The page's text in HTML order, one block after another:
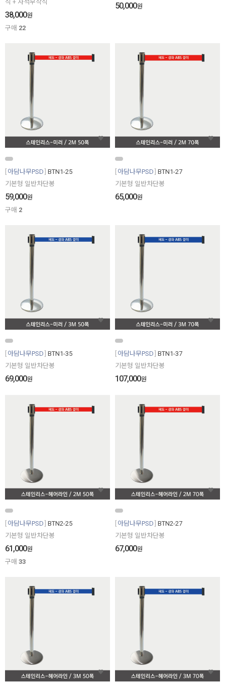
식 + 자석부착식
38,000원
구매 22
50,000원
아담나무PSD BTN1-25
기본형 일반차단봉
59,000원
구매 2
아담나무PSD BTN1-27
기본형 일반차단봉
65,000원
아담나무PSD BTN1-35
기본형 일반차단봉
69,000원
아담나무PSD BTN1-37
기본형 일반차단봉
107,000원
아담나무PSD BTN2-25
기본형 일반차단봉
61,000원
구매 33
아담나무PSD BTN2-27
기본형 일반차단봉
67,000원